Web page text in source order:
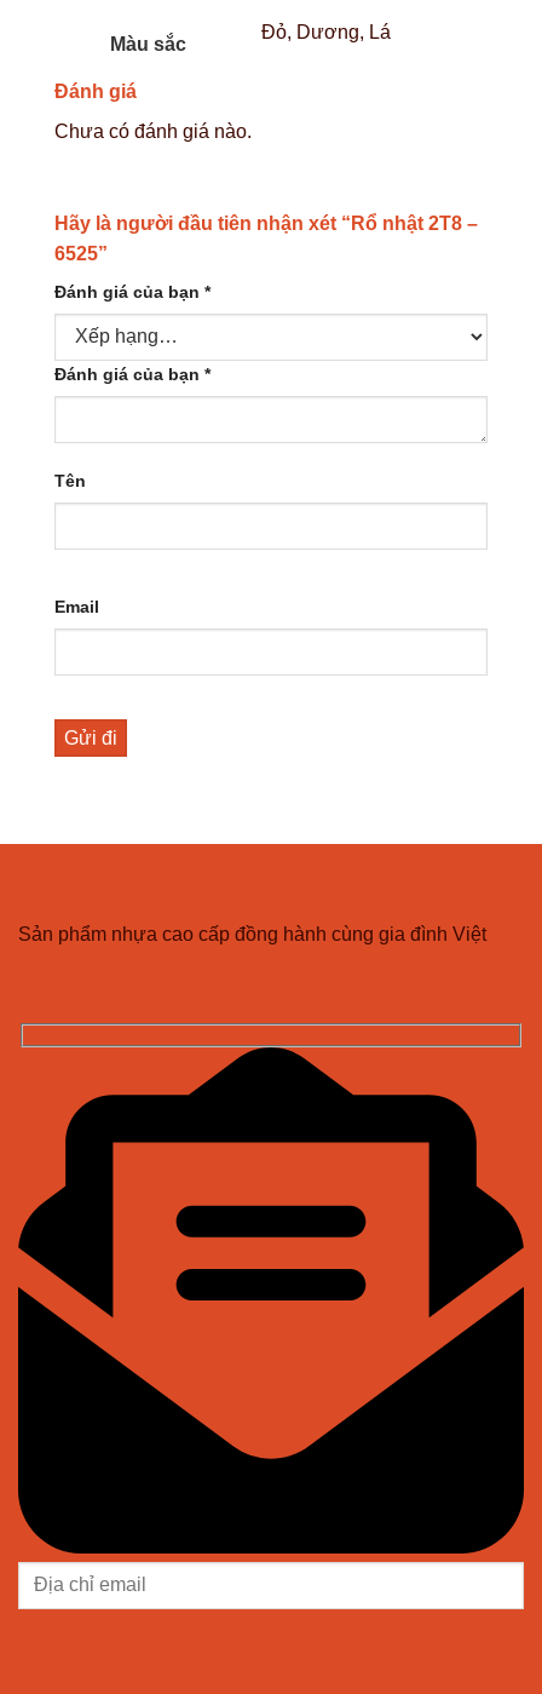
Màu sắc
Đỏ, Dương, Lá
Đánh giá
Chưa có đánh giá nào.
Hãy là người đầu tiên nhận xét “Rổ nhật 2T8 –
6525”
Đánh giá của bạn *
Đánh giá của bạn *
Tên
Email
Sản phẩm nhựa cao cấp đồng hành cùng gia đình Việt